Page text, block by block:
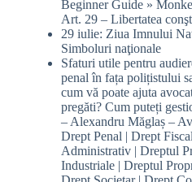
Beginner Guide »
Art. 29 – Libertatea
29 iulie: Ziua Imnului
Simboluri naţionale
Sfaturi utile pentru
penal în fața polițistului
cum vă poate ajuta
pregăti? Cum puteți
– Alexandru Măglaș –
Drept Penal | Drept
Administrativ | Dreptul
Industriale | Dreptul